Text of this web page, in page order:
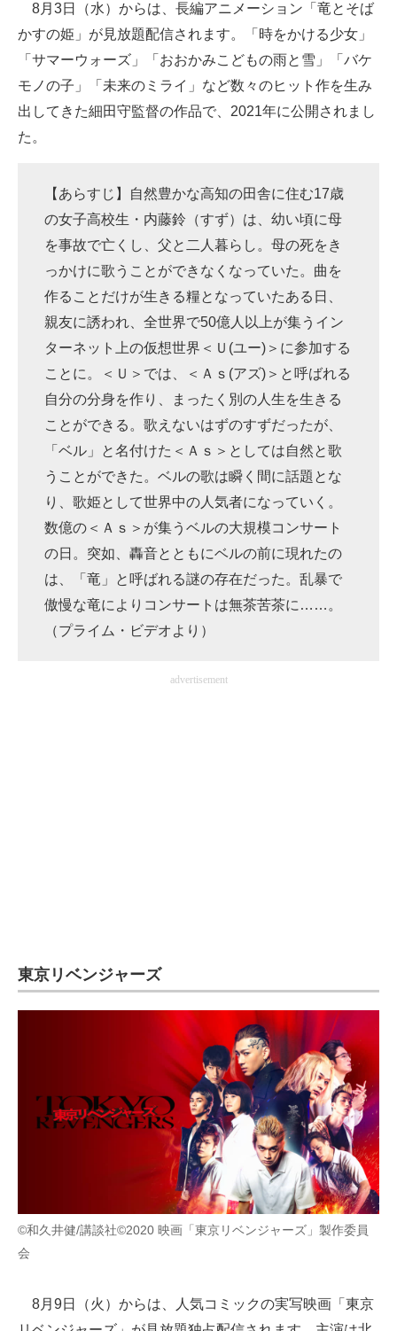
8月3日（水）からは、長編アニメーション「竜とそば
かすの姫」が見放題配信されます。「時をかける少女」
「サマーウォーズ」「おおかみこどもの雨と雪」「バケ
モノの子」「未来のミライ」など数々のヒット作を生み
出してきた細田守監督の作品で、2021年に公開されまし
た。
【あらすじ】自然豊かな高知の田舎に住む17歳
の女子高校生・内藤鈴（すず）は、幼い頃に母
を事故で亡くし、父と二人暮らし。母の死をき
っかけに歌うことができなくなっていた。曲を
作ることだけが生きる糧となっていたある日、
親友に誘われ、全世界で50億人以上が集うイン
ターネット上の仮想世界＜Ｕ(ユー)＞に参加する
ことに。＜Ｕ＞では、＜Ａｓ(アズ)＞と呼ばれる
自分の分身を作り、まったく別の人生を生きる
ことができる。歌えないはずのすずだったが、
「ベル」と名付けた＜Ａｓ＞としては自然と歌
うことができた。ベルの歌は瞬く間に話題とな
り、歌姫として世界中の人気者になっていく。
数億の＜Ａｓ＞が集うベルの大規模コンサート
の日。突如、轟音とともにベルの前に現れたの
は、「竜」と呼ばれる謎の存在だった。乱暴で
傲慢な竜によりコンサートは無茶苦茶に……。
（プライム・ビデオより）
advertisement
東京リベンジャーズ
©和久井健/講談社©2020 映画「東京リベンジャーズ」製作委員
会
8月9日（火）からは、人気コミックの実写映画「東京